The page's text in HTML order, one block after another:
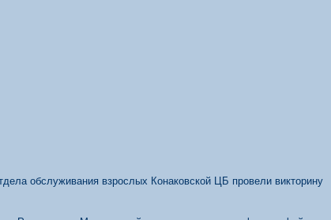
обслуживания взрослых Конаковской ЦБ провели викторину